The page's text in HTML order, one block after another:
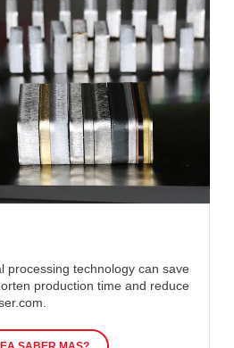
processing technology can save
production time and reduce